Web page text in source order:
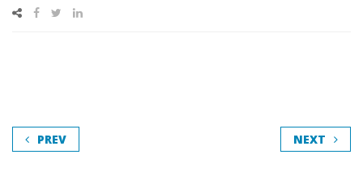
PREV NEXT